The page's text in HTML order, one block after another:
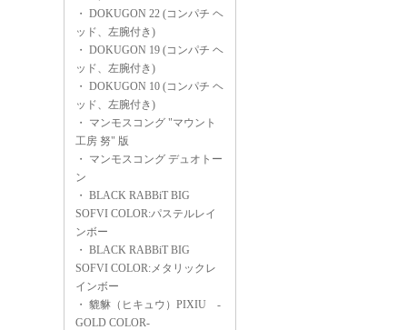
・ DOKUGON 22 (コンパチ ヘ
ッド、左腕付き)
・ DOKUGON 19 (コンパチ ヘ
ッド、左腕付き)
・ DOKUGON 10 (コンパチ ヘ
ッド、左腕付き)
・ マンモスコング "マウント
工房 努" 版
・ マンモスコング デュオトー
ン
・ BLACK RABBiT BIG
SOFVI COLOR:パステルレイ
ンボー
・ BLACK RABBiT BIG
SOFVI COLOR:メタリックレ
インボー
・ 貔貅（ヒキュウ）PIXIU -
GOLD COLOR-